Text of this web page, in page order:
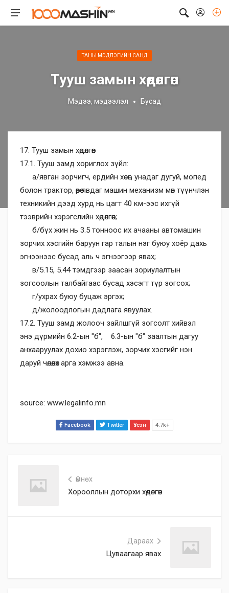
ТАНЫ МЭДЛЭГИЙН САНД
Тууш замын хөдөлгөөн
Мэдээ, мэдээлэл Бусад
17. Тууш замын хөдөлгөөн
17.1. Тууш замд хориглох зүйл:
а/явган зорчигч, ердийн хөсөг, унадаг дугуй, мопед
болон трактор, өөрөө явдаг машин механизм мөн түүнчлэн
техникийн дээд хурд нь цагт 40 км-ээс ихгүй
тээврийн хэрэгслийн хөдөлгөөн;
б/бүх жин нь 3.5 тонноос их ачааны автомашин
зорчих хэсгийн баруун гар талын нэг буюу хоёр дахь
эгнээнээс бусад аль ч эгнээгээр явах;
в/5.15, 5.44 тэмдгээр заасан зориулалтын
зогсоолын талбайгаас бусад хэсэгт түр зогсох;
г/ухрах буюу буцаж эргэх;
д/жолоодлогын дадлага явуулах.
17.2. Тууш замд жолооч зайлшгүй зогсолт хийвэл
энэ дүрмийн 6.2-ын "б", 6.3-ын "б" заалтын дагуу
анхааруулах дохио хэрэглэж, зорчих хэсгийг нэн
даруй чөлөөлөх арга хэмжээ авна.
source: www.legalinfo.mn
Facebook Twitter Үзсэн 4.7k+
Өмнөх
Хорооллын доторхи хөдөлгөөн
Дараах
Цуваагаар явах